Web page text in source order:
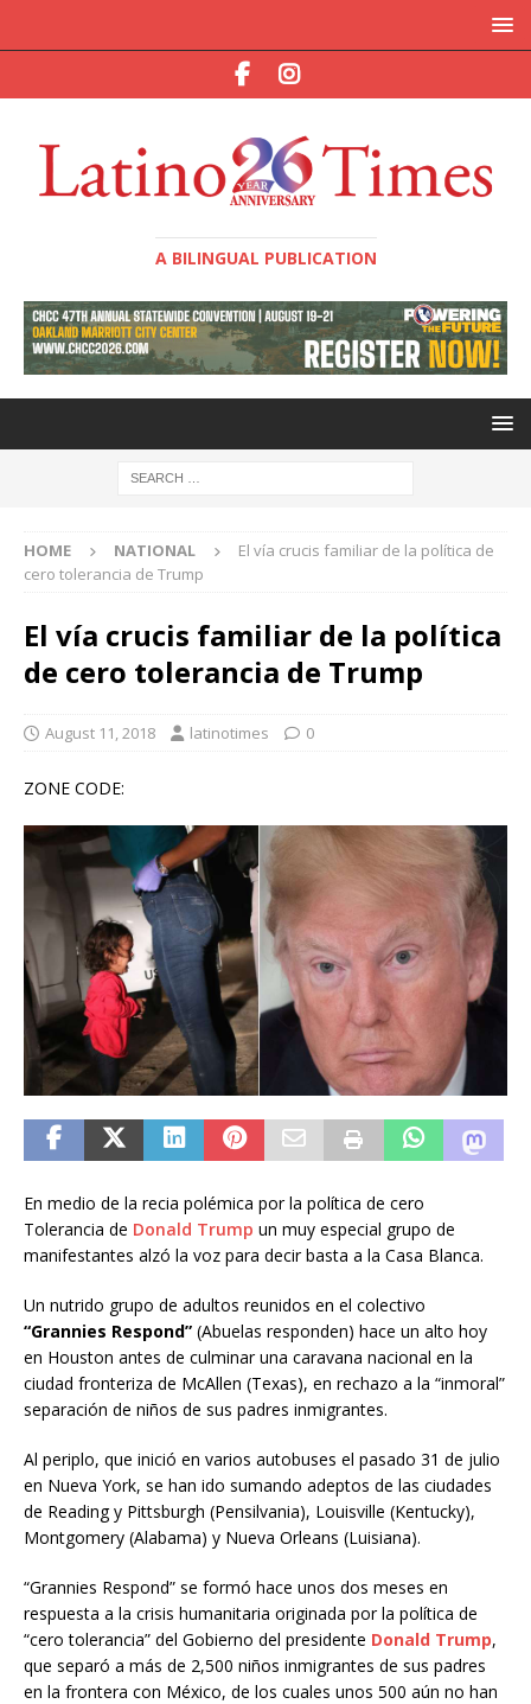
A BILINGUAL PUBLICATION
HOME NATIONAL
El vía crucis familiar de la política de
cero tolerancia de Trump
El vía crucis familiar de la política
de cero tolerancia de Trump
August 11, 2018 latinotimes 0
ZONE CODE:
En medio de la recia polémica por la política de cero
Tolerancia de Donald Trump un muy especial grupo de
manifestantes alzó la voz para decir basta a la Casa Blanca.
Un nutrido grupo de adultos reunidos en el colectivo
“Grannies Respond” (Abuelas responden) hace un alto hoy
en Houston antes de culminar una caravana nacional en la
ciudad fronteriza de McAllen (Texas), en rechazo a la “inmoral”
separación de niños de sus padres inmigrantes.
Al periplo, que inició en varios autobuses el pasado 31 de julio
en Nueva York, se han ido sumando adeptos de las ciudades
de Reading y Pittsburgh (Pensilvania), Louisville (Kentucky),
Montgomery (Alabama) y Nueva Orleans (Luisiana).
“Grannies Respond” se formó hace unos dos meses en
respuesta a la crisis humanitaria originada por la política de
“cero tolerancia” del Gobierno del presidente Donald Trump,
que separó a más de 2,500 niños inmigrantes de sus padres
en la frontera con México, de los cuales unos 500 aún no han